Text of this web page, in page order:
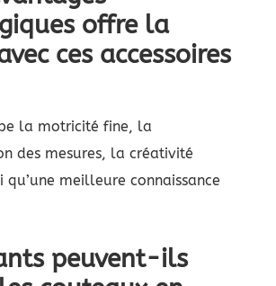
offre la
ces accessoires
la motricité fine, la
des mesures, la créativité
qu’une meilleure connaissance
peuvent-ils